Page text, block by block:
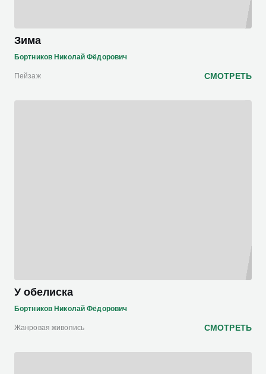
Зима
Бортников Николай Фёдорович
Пейзаж СМОТРЕТЬ
У обелиска
Бортников Николай Фёдорович
Жанровая живопись СМОТРЕТЬ